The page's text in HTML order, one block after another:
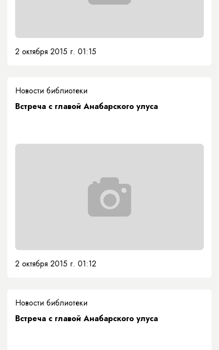
2 октября 2015 г. 01:15
Новости библиотеки
Встреча с главой Анабарского улуса
2 октября 2015 г. 01:12
Новости библиотеки
Встреча с главой Анабарского улуса